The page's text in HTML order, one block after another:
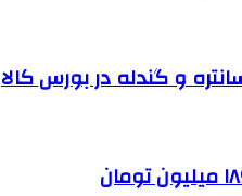
و گندله در بورس کالا